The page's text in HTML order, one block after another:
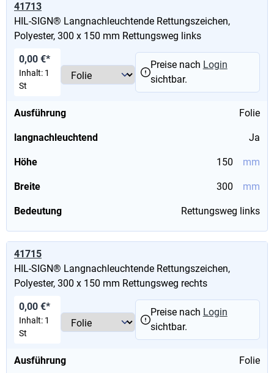
41713
HIL-SIGN® Langnachleuchtende Rettungszeichen,
Polyester, 300 x 150 mm Rettungsweg links
Ausführung Folie
langnachleuchtend Ja
Höhe 150 mm
Breite 300 mm
Bedeutung Rettungsweg links
0,00 €*
Inhalt: 1
St
Preise nach Login
sichtbar.
41715
HIL-SIGN® Langnachleuchtende Rettungszeichen,
Polyester, 300 x 150 mm Rettungsweg rechts
Ausführung Folie
0,00 €*
Inhalt: 1
St
Preise nach Login
sichtbar.